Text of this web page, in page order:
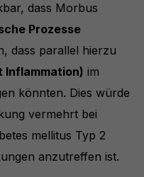
dass Morbus
Prozesse
dass parallel hierzu
Inflammation) im
könnten. Dies würde
vermehrt bei
mellitus Typ 2
anzutreffen ist.